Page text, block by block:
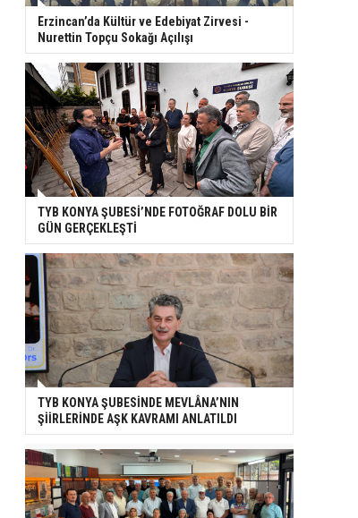
Erzincan’da Kültür ve Edebiyat Zirvesi -
Nurettin Topçu Sokağı Açılışı
TYB KONYA ŞUBESİ’NDE FOTOĞRAF DOLU BİR
GÜN GERÇEKLEŞTİ
TYB KONYA ŞUBESİNDE MEVLÂNA’NIN
ŞİİRLERİNDE AŞK KAVRAMI ANLATILDI